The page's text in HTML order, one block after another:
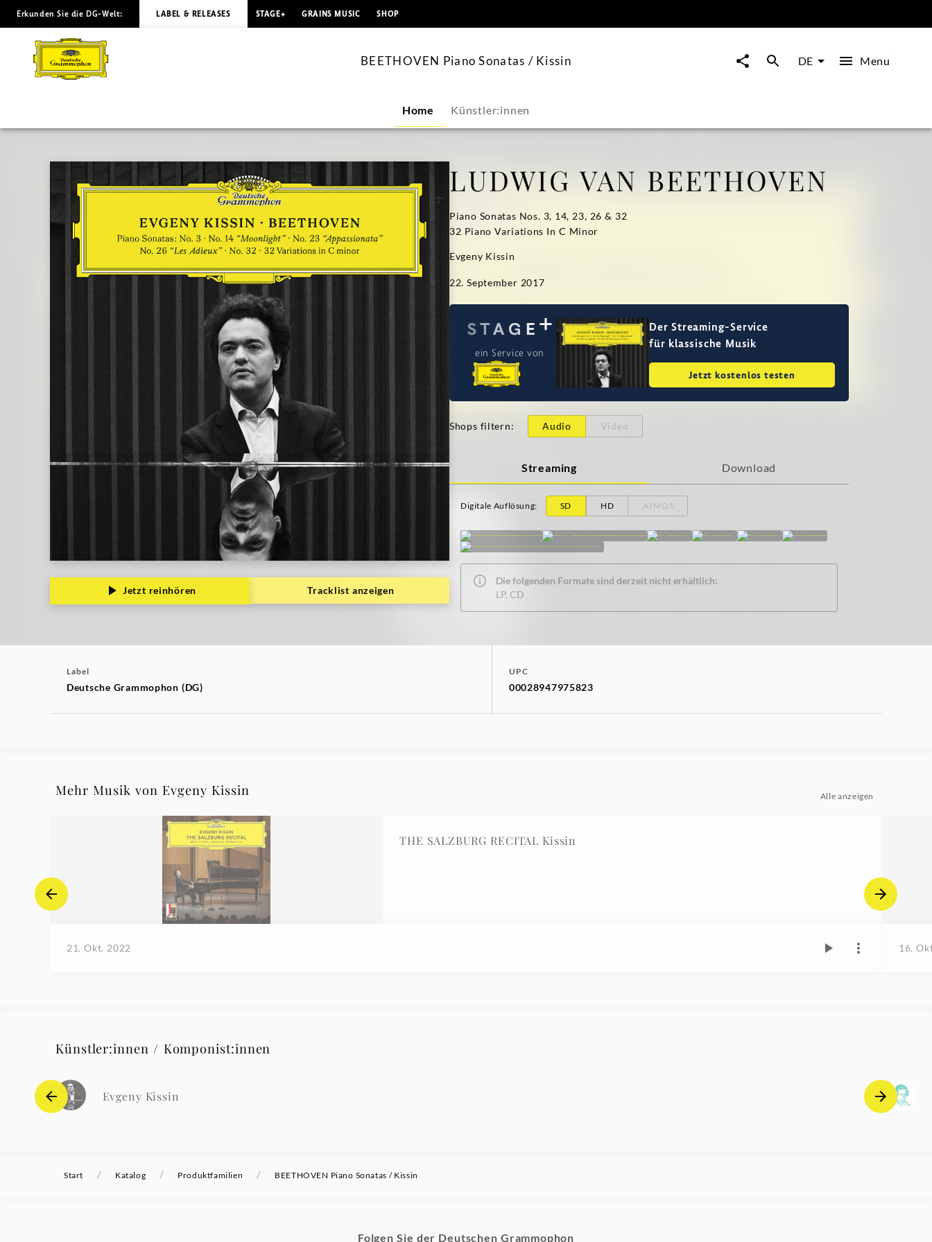
BEETHOVEN
Piano
/
Kissin
Deutsche
Grammophon
Erkunden Sie die DG-Welt: LABEL & RELEASES STAGE+ GRAINS MUSIC SHOP
BEETHOVEN Piano Sonatas / Kissin DE Menu
Home Künstler:innen
Jetzt reinhören Tracklist anzeigen
LUDWIG VAN BEETHOVEN
Piano Sonatas Nos. 3, 14, 23, 26 & 32
32 Piano Variations In C Minor
Evgeny Kissin
22. September 2017
ein Service von
Der Streaming-Service
für klassische Musik
Jetzt kostenlos testen
Shops filtern: Audio Video
Streaming Download
Digitale Auflösung: SD HD ATMOS
Die folgenden Formate sind derzeit nicht erhältlich:
LP, CD
Label
Deutsche Grammophon (DG)
UPC
00028947975823
Mehr Musik von Evgeny Kissin Alle anzeigen
THE SALZBURG RECITAL Kissin
21. Okt. 2022 16.
Künstler:innen / Komponist:innen
Evgeny Kissin
Start / Katalog / Produktfamilien / BEETHOVEN Piano Sonatas / Kissin
Folgen Sie der Deutschen Grammophon